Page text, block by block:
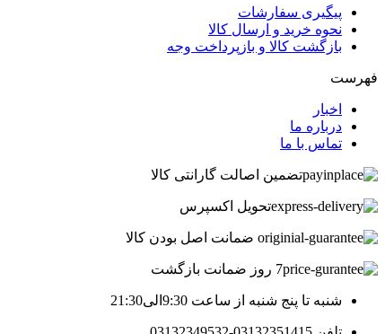
پیگیری سفارشات
نحوه خرید و ارسال کالا
بازگشت کالا و بازپرداخت وجه
فهرست
اخبار
درباره ما
تماس با ما
تضمین اصالت گارانتی کالا
تحویل اکسپرس
ضمانت اصل بودن کالا
7 روز ضمانت بازگشت
شنبه تا پنج شنبه از ساعت 9:30الی21:30